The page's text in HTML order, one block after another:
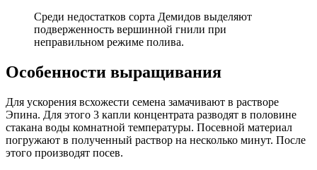
Среди недостатков сорта Демидов выделяют
подверженность вершинной гнили при
неправильном режиме полива.
Особенности выращивания
Для ускорения всхожести семена замачивают в растворе
Эпина. Для этого 3 капли концентрата разводят в половине
стакана воды комнатной температуры. Посевной материал
погружают в полученный раствор на несколько минут. После
этого производят посев.